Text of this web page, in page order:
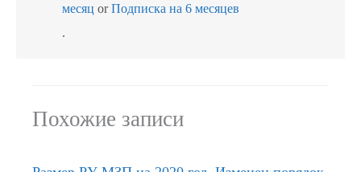
месяц orПодписка на 6 месяцев
.
Похожие записи